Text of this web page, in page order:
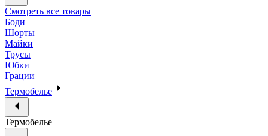
Смотреть все товары
Боди
Шорты
Майки
Трусы
Юбки
Грации
Термобелье
Термобелье